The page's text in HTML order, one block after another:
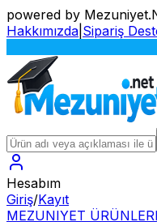
powered by
Hakkımızda Sipariş
Hesabım
Giriş/Kayıt
MEZUNIYET ÜRÜNLERI